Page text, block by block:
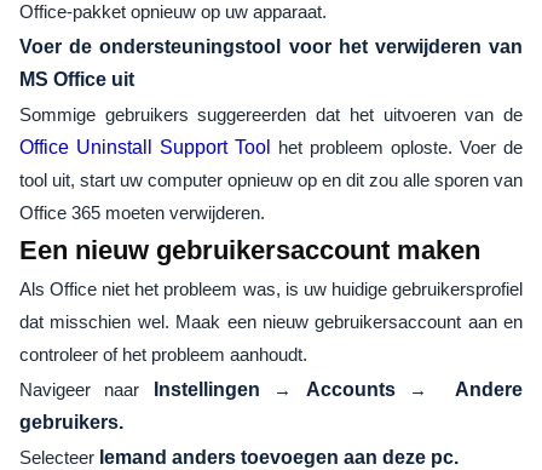
Office-pakket opnieuw op uw apparaat.
Voer de ondersteuningstool voor het verwijderen van
MS Office uit
Sommige gebruikers suggereerden dat het uitvoeren van de
Office Uninstall Support Tool
het probleem oploste. Voer de
tool uit, start uw computer opnieuw op en dit zou alle sporen van
Office 365 moeten verwijderen.
Een nieuw gebruikersaccount maken
Als Office niet het probleem was, is uw huidige gebruikersprofiel
dat misschien wel. Maak een nieuw gebruikersaccount aan en
controleer of het probleem aanhoudt.
Navigeer naar
Instellingen → Accounts→Andere
gebruikers.
Selecteer Iemand anders toevoegen aan deze pc.